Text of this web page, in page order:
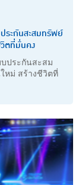
ระกันสะสมทรัพย์
วิตที่มั่นคง
บประกันสะสม
หม่ สร้างชีวิตที่